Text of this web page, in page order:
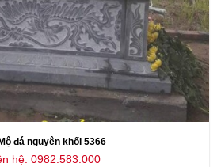
Mộ đá nguyên khối 5366
hệ: 0982.583.000